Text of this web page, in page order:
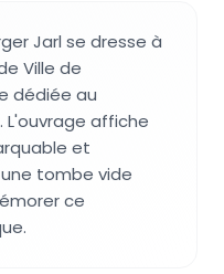
Jarl se dresse à
Ville de
dédiée au
L'ouvrage affiche
et
tombe vide
ce